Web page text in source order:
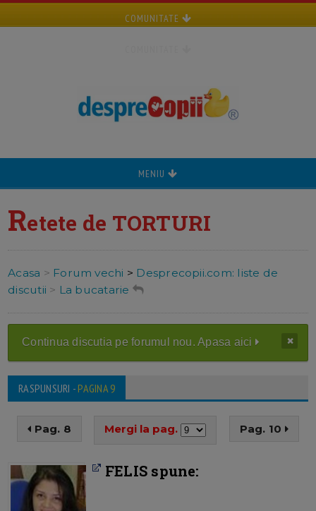
COMUNITATE
MENIU
Retete de TORTURI
Acasa > Forum vechi > Desprecopii.com: liste de
discutii > La bucatarie
Continua discutia pe forumul nou. Apasa aici
RASPUNSURI -PAGINA 9
Pag. 8 Mergi la pag. Pag. 10
FELIS spune: